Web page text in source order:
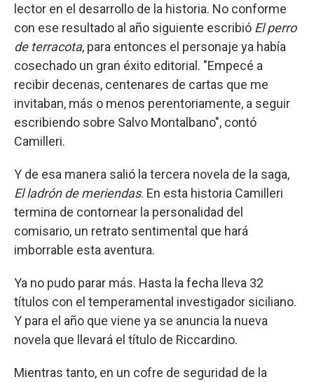
lector en el desarrollo de la historia. No conforme
con ese resultado al año siguiente escribió El perro
de terracota, para entonces el personaje ya había
cosechado un gran éxito editorial. "Empecé a
recibir decenas, centenares de cartas que me
invitaban, más o menos perentoriamente, a seguir
escribiendo sobre Salvo Montalbano", contó
Camilleri.
Y de esa manera salió la tercera novela de la saga,
El ladrón de meriendas. En esta historia Camilleri
termina de contornear la personalidad del
comisario, un retrato sentimental que hará
imborrable esta aventura.
Ya no pudo parar más. Hasta la fecha lleva 32
títulos con el temperamental investigador siciliano.
Y para el año que viene ya se anuncia la nueva
novela que llevará el título de Riccardino.
Mientras tanto, en un cofre de seguridad de la